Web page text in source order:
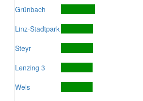
Grünbach
Linz-Stadtpark
Steyr
Lenzing 3
Wels